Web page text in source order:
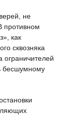
не
противном
как
сквозняка
ограничителей
бесшумному